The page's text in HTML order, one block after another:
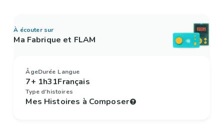
À écouter sur
Ma Fabrique et FLAM
Âge
7+
Durée
1h31
Langue
Français
Type d'histoires
Mes Histoires à Composer